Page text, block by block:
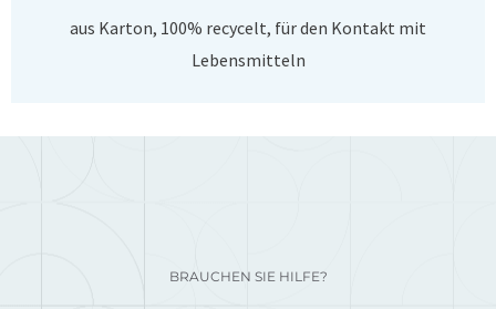
aus Karton, 100% recycelt, für den Kontakt mit
Lebensmitteln
BRAUCHEN SIE HILFE?